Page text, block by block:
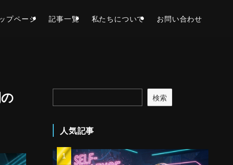
プページ 記事一覧 私たちについて お問い合わせ
検索
人気記事